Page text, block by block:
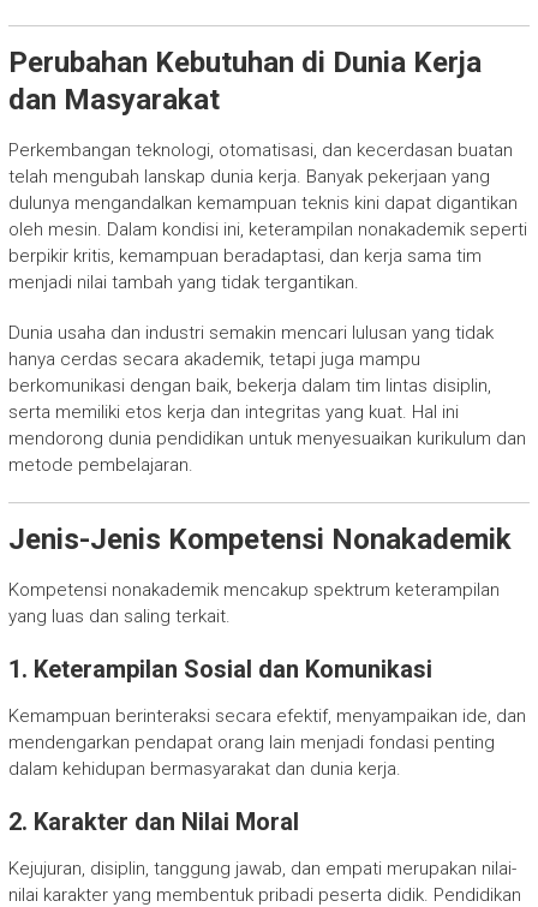
Perubahan Kebutuhan di Dunia Kerja
dan Masyarakat
Perkembangan teknologi, otomatisasi, dan kecerdasan buatan
telah mengubah lanskap dunia kerja. Banyak pekerjaan yang
dulunya mengandalkan kemampuan teknis kini dapat digantikan
oleh mesin. Dalam kondisi ini, keterampilan nonakademik seperti
berpikir kritis, kemampuan beradaptasi, dan kerja sama tim
menjadi nilai tambah yang tidak tergantikan.
Dunia usaha dan industri semakin mencari lulusan yang tidak
hanya cerdas secara akademik, tetapi juga mampu
berkomunikasi dengan baik, bekerja dalam tim lintas disiplin,
serta memiliki etos kerja dan integritas yang kuat. Hal ini
mendorong dunia pendidikan untuk menyesuaikan kurikulum dan
metode pembelajaran.
Jenis-Jenis Kompetensi Nonakademik
Kompetensi nonakademik mencakup spektrum keterampilan
yang luas dan saling terkait.
1. Keterampilan Sosial dan Komunikasi
Kemampuan berinteraksi secara efektif, menyampaikan ide, dan
mendengarkan pendapat orang lain menjadi fondasi penting
dalam kehidupan bermasyarakat dan dunia kerja.
2. Karakter dan Nilai Moral
Kejujuran, disiplin, tanggung jawab, dan empati merupakan nilai-
nilai karakter yang membentuk pribadi peserta didik. Pendidikan